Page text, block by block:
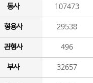
동사 107473
형용사 29538
관형사 496
부사 32657